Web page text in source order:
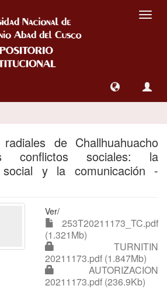
de Challhuahuacho
sociales: la
social y la comunicación -
Ver/
253T20211173_TC.pdf
(1.321Mb)
TURNITIN
20211173.pdf (1.847Mb)
AUTORIZACION
20211173.pdf (236.9Kb)